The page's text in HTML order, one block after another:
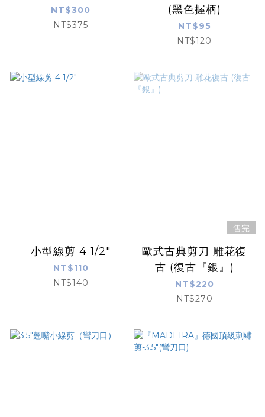
NT$300
NT$375
(黑色握柄)
NT$95
NT$120
小型線剪 4 1/2"
NT$110
NT$140
售完
歐式古典剪刀 雕花復
古 (復古『銀』)
NT$220
NT$270